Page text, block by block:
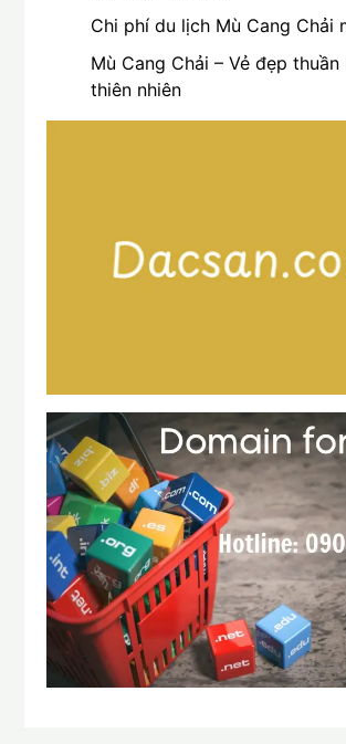
Chi phí du lịch Mù Cang Chải
Mù Cang Chải – Vẻ đẹp
thiên nhiên